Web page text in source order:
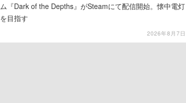
『Dark of the Depths』がSteamにて配信開始。懐中電灯
目指す
2026年8月7日